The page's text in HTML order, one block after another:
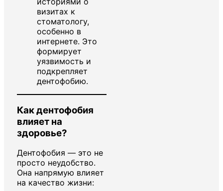
визитах к
стоматологу,
особенно в
интернете. Это
формирует
уязвимость и
подкрепляет
дентофобию.
Как дентофобия
влияет на
здоровье?
Дентофобия — это не
просто неудобство.
Она напрямую влияет
на качество жизни: